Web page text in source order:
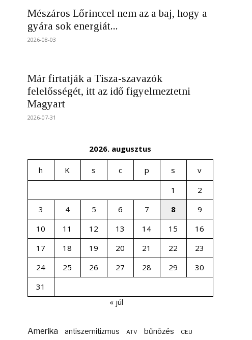
Mészáros Lőrinccel nem az a baj, hogy a
gyára sok energiát...
2026-08-03
Már firtatják a Tisza-szavazók
felelősségét, itt az idő figyelmeztetni
Magyart
2026-07-31
2026. augusztus
h K s c p s
v
1
2
3
4 5 6 7 8
9
10
11 12 13 14 15
16
17
18 19 20 21 22
23
24
25 26 27 28 29
30
31
« júl
Amerika antiszemitizmus ATV bűnözés CEU